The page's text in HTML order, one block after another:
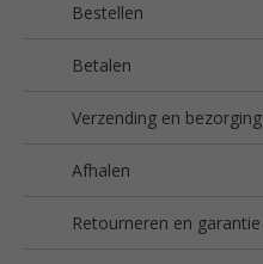
Bestellen
Betalen
Verzending en bezorging
Afhalen
Retourneren en garantie